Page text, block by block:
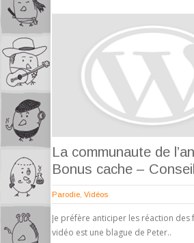
La communaute de
Bonus cache –
Parodie Vidéos
Je préfère anticiper les réaction des
vidéo est une blague de Peter..